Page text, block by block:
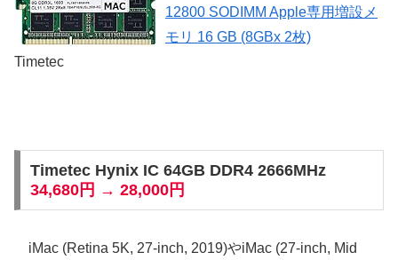
12800 SODIMM Apple専用増設メ
モリ 16 GB (8GBx 2枚)
Timetec
Timetec Hynix IC 64GB DDR4 2666MHz
34,680円 → 28,000円
iMac (Retina 5K, 27-inch, 2019)やiMac (27-inch, Mid